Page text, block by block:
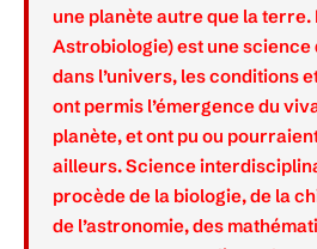
une planète autre que la terre.
Astrobiologie) est une science
dans l’univers, les conditions
ont permis l’émergence du
planète, et ont pu ou
ailleurs. Science
procède de la biologie, de la
de l’astronomie, des